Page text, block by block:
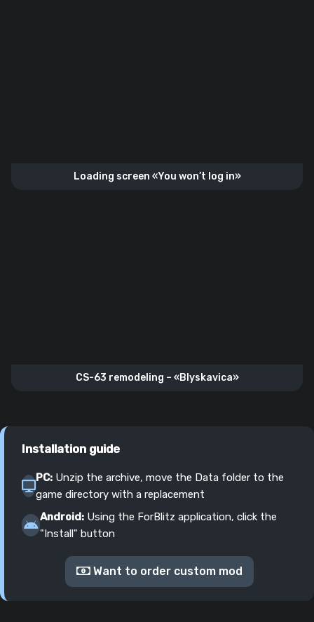
Loading screen «You won’t log in»
CS-63 remodeling – «Blyskavica»
Installation guide
PC: Unzip the archive, move the Data folder to the
game directory with a replacement
Android: Using the ForBlitz application, click the
"Install" button
Want to order custom mod